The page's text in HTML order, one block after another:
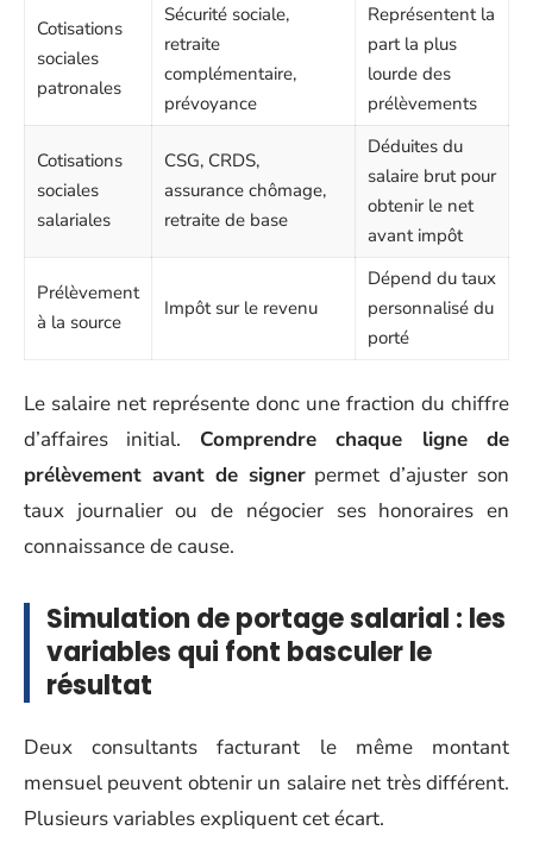
Cotisations
sociales
patronales
Sécurité sociale,
retraite
complémentaire,
prévoyance
Représentent la
part la plus
lourde des
prélèvements
Cotisations
sociales
salariales
CSG, CRDS,
assurance chômage,
retraite de base
Déduites du
salaire brut pour
obtenir le net
avant impôt
Prélèvement
à la source
Impôt sur le revenu
Dépend du taux
personnalisé du
porté
Le salaire net représente donc une fraction du chiffre
d’affaires initial. Comprendre chaque ligne de
prélèvement avant de signerpermet d’ajuster son
taux journalier ou de négocier ses honoraires en
connaissance de cause.
Simulation de portage salarial : les
variables qui font basculer le
résultat
Deux consultants facturant le même montant
mensuel peuvent obtenir un salaire net très différent.
Plusieurs variables expliquent cet écart.